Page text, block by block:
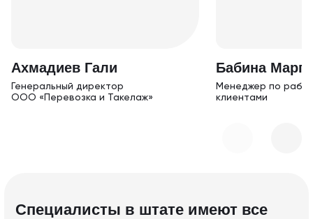
Ахм адиев Гали
Генеральный дирек тор
ООО «Перевозка и Такелаж»
Бабина
Менеджер по
клиентами
Специалисты в штате имеют все